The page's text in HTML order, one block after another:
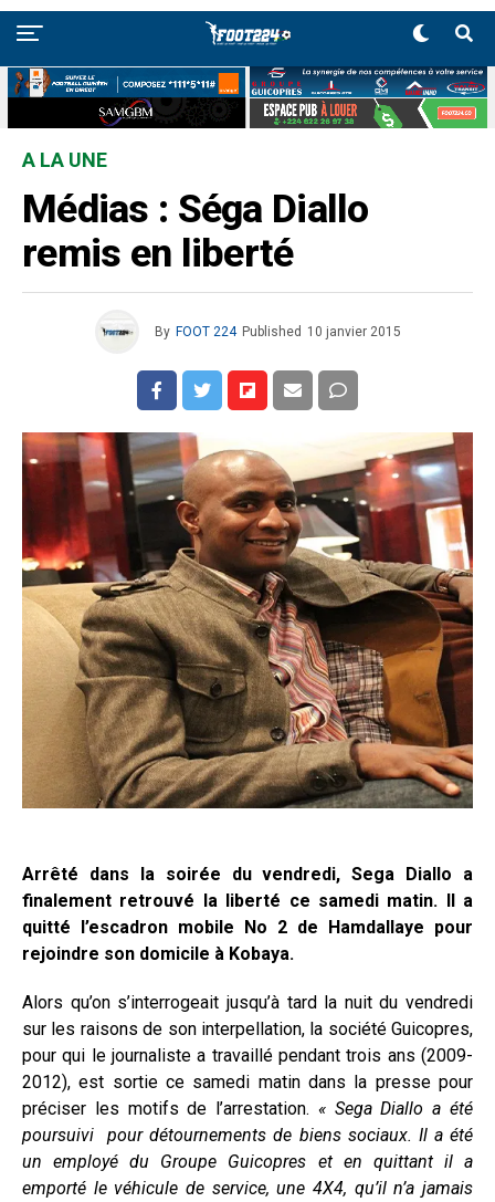
A LA UNE
Médias : Séga Diallo
remis en liberté
By FOOT 224 Published 10 janvier 2015
Arrêté dans la soirée du vendredi, Sega Diallo a
finalement retrouvé la liberté ce samedi matin. Il a
quitté l’escadron mobile No 2 de Hamdallaye pour
rejoindre son domicile à Kobaya.
Alors qu’on s’interrogeait jusqu’à tard la nuit du vendredi
sur les raisons de son interpellation, la société Guicopres,
pour qui le journaliste a travaillé pendant trois ans (2009-
2012), est sortie ce samedi matin dans la presse pour
préciser les motifs de l’arrestation. « Sega Diallo a été
poursuivi pour détournements de biens sociaux. Il a été
un employé du Groupe Guicopres et en quittant il a
emporté le véhicule de service, une 4X4, qu’il n’a jamais